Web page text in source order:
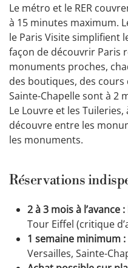
Le métro et le RER
à 15 minutes maximum.
le Paris Visite simplifient
façon de découvrir Paris
monuments proches,
des boutiques, des cours
Sainte-Chapelle sont à 2
Le Louvre et les
découvre entre les
les monuments.
Réservations
2 à 3 mois à l’avance :
Tour Eiffel (critique
1 semaine minimum :
Versailles, Sainte-